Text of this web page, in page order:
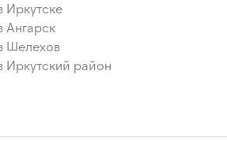
Иркутске
Ангарск
Шелехов
Иркутский район